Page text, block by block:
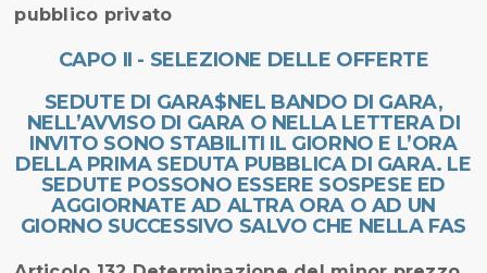
pubblico privato
CAPO II - SELEZIONE DELLE OFFERTE
SEDUTE DI GARA$NEL BANDO DI GARA,
NELL’AVVISO DI GARA O NELLA LETTERA DI
INVITO SONO STABILITI IL GIORNO E L’ORA
DELLA PRIMA SEDUTA PUBBLICA DI GARA. LE
SEDUTE POSSONO ESSERE SOSPESE ED
AGGIORNATE AD ALTRA ORA O AD UN
GIORNO SUCCESSIVO SALVO CHE NELLA FAS